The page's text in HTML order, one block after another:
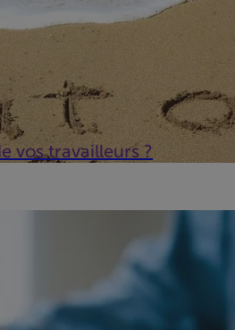
vos travailleurs ?
excellent moyen de répartir votre